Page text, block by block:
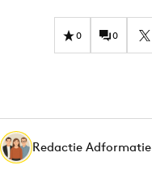
Diversiteit
Interne communicatie
Martech
Media
0 0
Redactie Adformatie